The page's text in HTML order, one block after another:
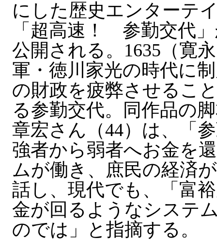
にした歴史エンターテ
「超高速！ 参勤交代
公開される。1635（寛
軍・徳川家光の時代に
の財政を疲弊させるこ
る参勤交代。同作品の
章宏さん（44）は、「
強者から弱者へお金を
ムが働き、庶民の経済
話し、現代でも、「富
金が回るようなシステ
のでは」と指摘する。